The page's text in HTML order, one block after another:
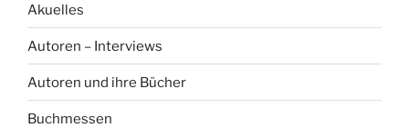
Akuelles
Autoren – Interviews
Autoren und ihre Bücher
Buchmessen